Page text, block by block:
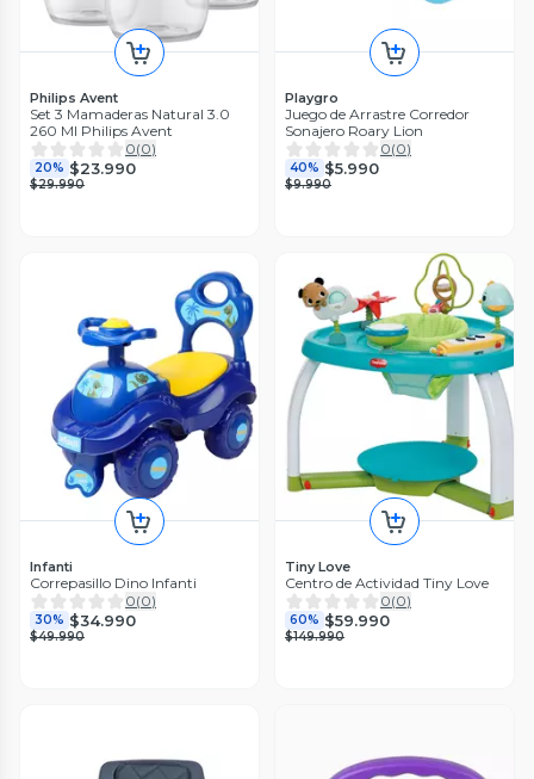
Philips Avent
Set 3 Mamaderas Natural 3.0
260 Ml Philips Avent
0(0)
20% $23.990
$29.990
Playgro
Juego de Arrastre Corredor
Sonajero Roary Lion
0(0)
40% $5.990
$9.990
Infanti
Correpasillo Dino Infanti
0(0)
30% $34.990
$49.990
Tiny Love
Centro de Actividad Tiny Love
0(0)
60% $59.990
$149.990